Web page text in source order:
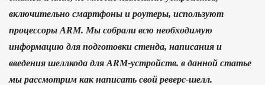
включительно смартфоны и роутеры, используют
процессоры ARM. Мы собрали всю необходимую
информацию для подготовки стенда, написания и
введения шеллкода для ARM-устройств. в данной статье
мы рассмотрим как написать свой реверс-шелл.